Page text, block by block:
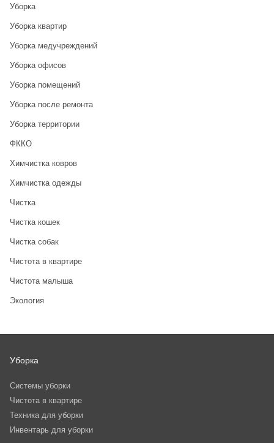
Уборка
Уборка квартир
Уборка медучреждений
Уборка офисов
Уборка помещений
Уборка после ремонта
Уборка территории
ФККО
Химчистка ковров
Химчистка одежды
Чистка
Чистка кошек
Чистка собак
Чистота в квартире
Чистота малыша
Экология
Уборка
Системы уборки
Чистота в квартире
Техника для уборки
Инвентарь для уборки